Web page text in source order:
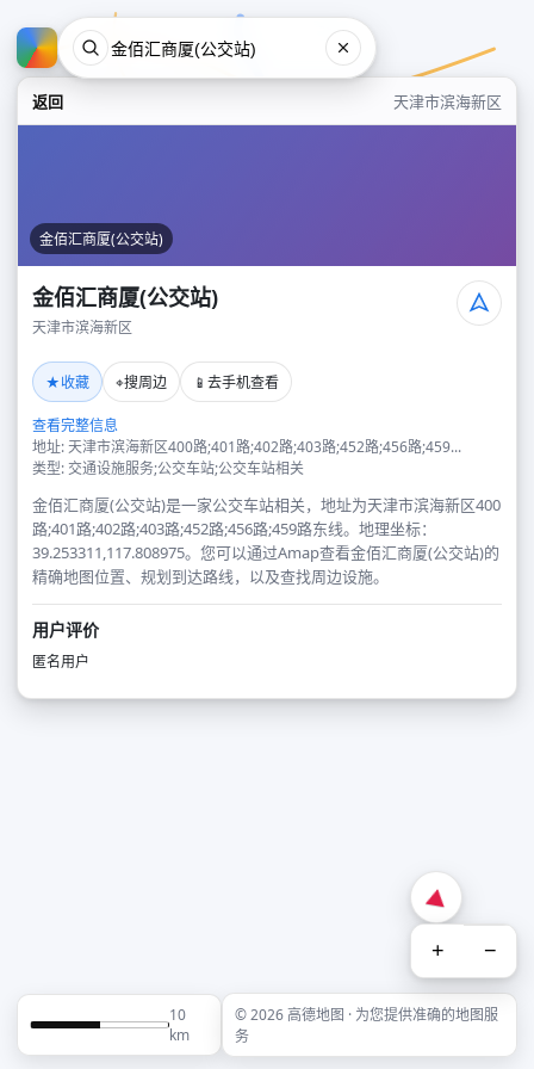
返回 天津市滨海新区
金佰汇商厦(公交站)
金佰汇商厦(公交站)
天津市滨海新区
★收藏 ⌖搜周边 📱 去手机查看
查看完整信息
地址: 天津市滨海新区400路;401路;402路;403路;452路;456路;459...
类型: 交通设施服务;公交车站;公交车站相关
金佰汇商厦(公交站)是一家公交车站相关，地址为天津市滨海新区400
路;401路;402路;403路;452路;456路;459路东线。地理坐标：
39.253311,117.808975。您可以通过Amap查看金佰汇商厦(公交站)的
精确地图位置、规划到达路线，以及查找周边设施。
用户评价
匿名用户
+ −
10
km
© 2026 高德地图 · 为您提供准确的地图服
务